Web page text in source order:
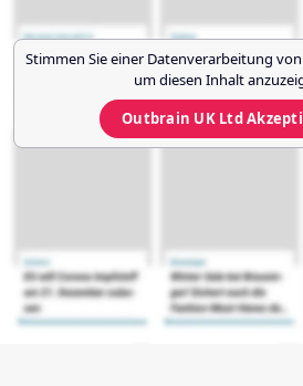
Stimmen Sie einer Datenverarbeitung von
um diesen Inhalt
Outbrain UK Ltd